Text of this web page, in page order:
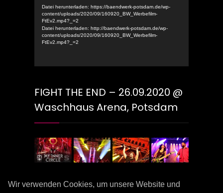
Wir verwenden Cookies, um unsere Website und
Datei herunterladen: https://baendwerk-potsdam.de/wp-
content/uploads/2020/09/160920_BW_Werbefilm-
FtEv2.mp4?_=2
Datei herunterladen: http://baendwerk-potsdam.de/wp-
content/uploads/2020/09/160920_BW_Werbefilm-
FtEv2.mp4?_=2
FIGHT THE END – 26.09.2020 @
Waschhaus Arena, Potsdam